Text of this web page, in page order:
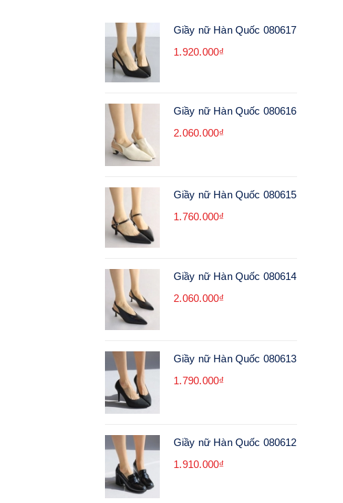
Giầy nữ Hàn Quốc 080617
1.920.000₫
Giầy nữ Hàn Quốc 080616
2.060.000₫
Giầy nữ Hàn Quốc 080615
1.760.000₫
Giầy nữ Hàn Quốc 080614
2.060.000₫
Giầy nữ Hàn Quốc 080613
1.790.000₫
Giầy nữ Hàn Quốc 080612
1.910.000₫